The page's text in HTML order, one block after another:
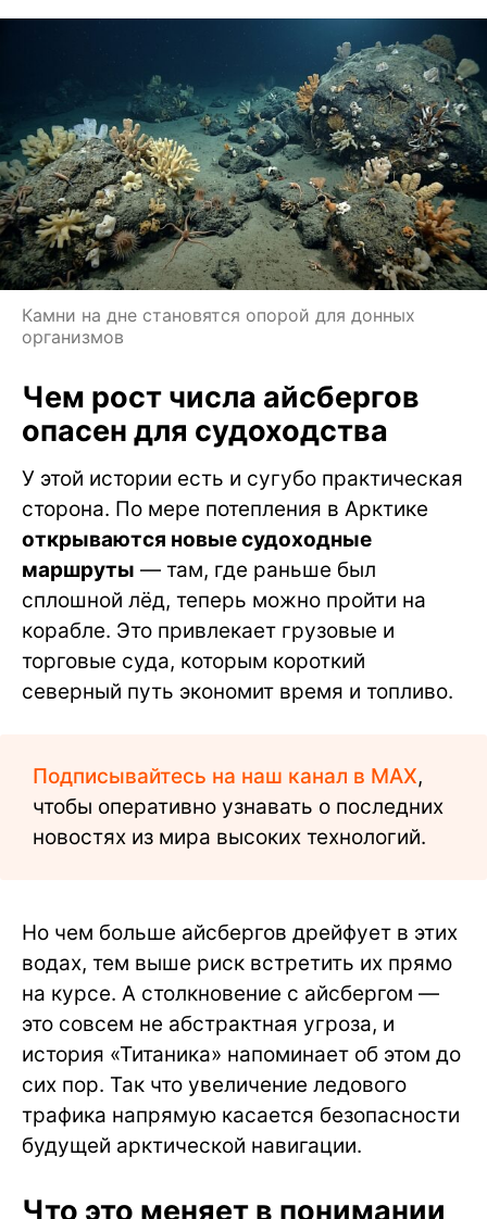
Камни на дне становятся опорой для донных
организмов
Чем рост числа айсбергов
опасен для судоходства
У этой истории есть и сугубо практическая
сторона. По мере потепления в Арктике
открываются новые судоходные
маршруты — там, где раньше был
сплошной лёд, теперь можно пройти на
корабле. Это привлекает грузовые и
торговые суда, которым короткий
северный путь экономит время и топливо.
Подписывайтесь на наш канал в MAX,
чтобы оперативно узнавать о последних
новостях из мира высоких технологий.
Но чем больше айсбергов дрейфует в этих
водах, тем выше риск встретить их прямо
на курсе. А столкновение с айсбергом —
это совсем не абстрактная угроза, и
история «Титаника» напоминает об этом до
сих пор. Так что увеличение ледового
трафика напрямую касается безопасности
будущей арктической навигации.
Что это меняет в понимании